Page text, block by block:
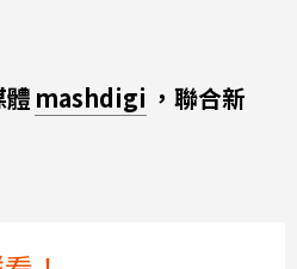
體 mashdigi ，聯合新